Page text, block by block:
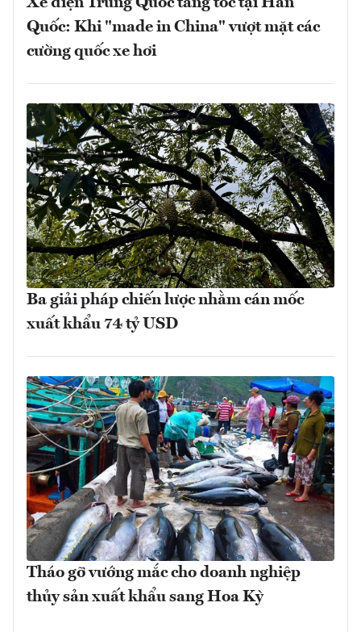
Quốc: Khi "made in China" vượt mặt các
cường quốc xe hơi
Ba giải pháp chiến lược nhằm cán mốc
xuất khẩu 74 tỷ USD
Tháo gỡ vướng mắc cho doanh nghiệp
thủy sản xuất khẩu sang Hoa Kỳ